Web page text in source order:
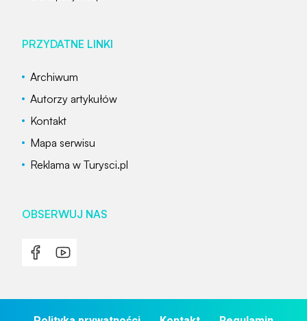
PRZYDATNE LINKI
Archiwum
Autorzy artykułów
Kontakt
Mapa serwisu
Reklama w Turysci.pl
OBSERWUJ NAS